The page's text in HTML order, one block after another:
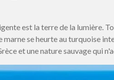
est la terre de la lumière.
se heurte au turquoise
et une nature sauvage qui